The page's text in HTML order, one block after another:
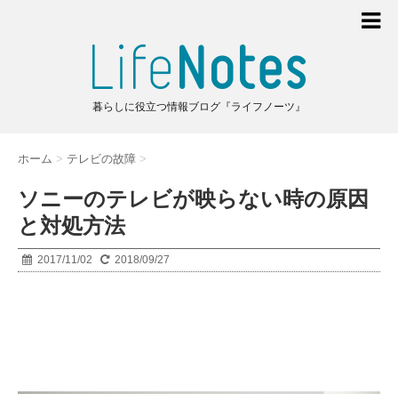
暮らしに役立つ情報ブログ『ライフノーツ』
ホーム > テレビの故障 >
ソニーのテレビが映らない時の原因
と対処方法
2017/11/02 2018/09/27